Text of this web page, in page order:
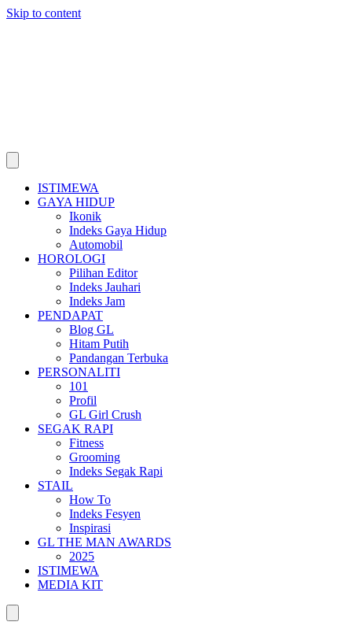
Skip to content
ISTIMEWA
GAYA HIDUP
Ikonik
Indeks Gaya Hidup
Automobil
HOROLOGI
Pilihan Editor
Indeks Jauhari
Indeks Jam
PENDAPAT
Blog GL
Hitam Putih
Pandangan Terbuka
PERSONALITI
101
Profil
GL Girl Crush
SEGAK RAPI
Fitness
Grooming
Indeks Segak Rapi
STAIL
How To
Indeks Fesyen
Inspirasi
GL THE MAN AWARDS
2025
ISTIMEWA
MEDIA KIT